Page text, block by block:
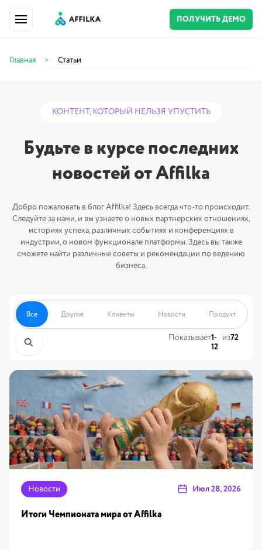
ПОЛУЧИТЬ ДЕМО
Главная > Статьи
КОНТЕНТ, КОТОРЫЙ НЕЛЬЗЯ УПУСТИТЬ
Будьте в курсе последних
новостей от Affilka
Добро пожаловать в блог Affilka! Здесь всегда что-то происходит.
Следуйте за нами, и вы узнаете о новых партнерских отношениях,
историях успеха, различных событиях и конференциях в
индустрии, о новом функционале платформы. Здесь вы также
сможете найти различные советы и рекомендации по ведению
бизнеса.
Все Другое Клиенты Новости Продукт
Показывает1-
12
из72
Новости Июл 28, 2026
Итоги Чемпионата мира от Affilka